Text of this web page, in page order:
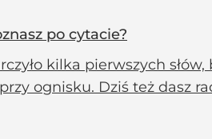
po cytacie?
kilka pierwszych
ognisku. Dziś też dasz